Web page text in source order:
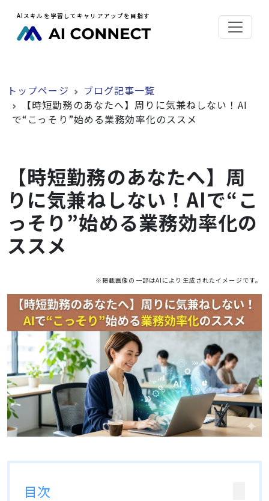
AIスキルを学習してキャリアアップを目指す
トップページ
ブログ記事一覧
【時短勤務のあなたへ】周りに気兼ねしない！AI
で“こっそり”始める業務効率化のススメ
【時短勤務のあなたへ】周
りに気兼ねしない！AIで“こ
っそり”始める業務効率化の
ススメ
※掲載画像の一部はAIにより生成されたイメージです。
目次